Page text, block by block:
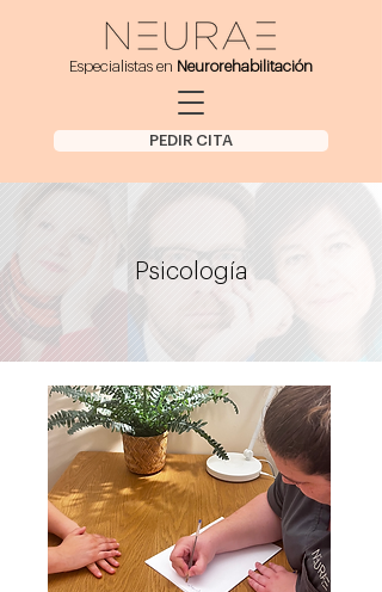
Especialistas en Neurorehabilitación
PEDIR CITA
Psicología